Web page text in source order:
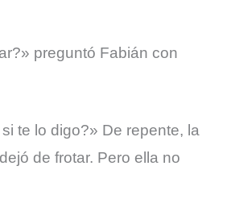
preguntó Fabián con
te lo digo?» De repente, la
de frotar. Pero ella no